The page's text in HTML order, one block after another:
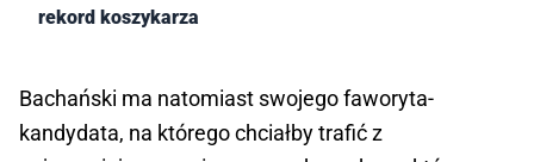
rekord koszykarza
Bachański ma natomiast swojego faworyta-
kandydata, na którego chciałby trafić z